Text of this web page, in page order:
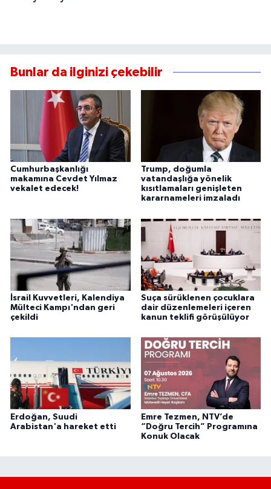
Bunlar da ilginizi çekebilir
Cumhurbaşkanlığı
makamına Cevdet Yılmaz
vekalet edecek!
Trump, doğumla
vatandaşlığa yönelik
kısıtlamaları genişleten
kararnameleri imzaladı
İsrail Kuvvetleri, Kalendiya
Mülteci Kampı'ndan geri
çekildi
Suça sürüklenen çocuklara
dair düzenlemeleri içeren
kanun teklifi görüşülüyor
Erdoğan, Suudi
Arabistan'a hareket etti
Emre Tezmen, NTV’de
“Doğru Tercih” Programına
Konuk Olacak